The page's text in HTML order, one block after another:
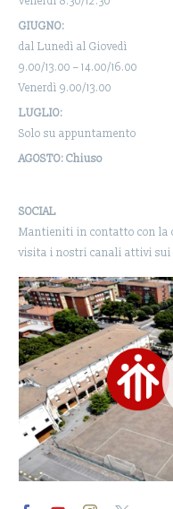
GIUGNO:
dal Lunedì al Giovedì
9.00/13.00 – 14.00/16.00
Venerdì 9.00/13.00
LUGLIO:
Solo su appuntamento
AGOSTO: Chiuso
SOCIAL
Mantieniti in contatto con la
visita i nostri canali attivi